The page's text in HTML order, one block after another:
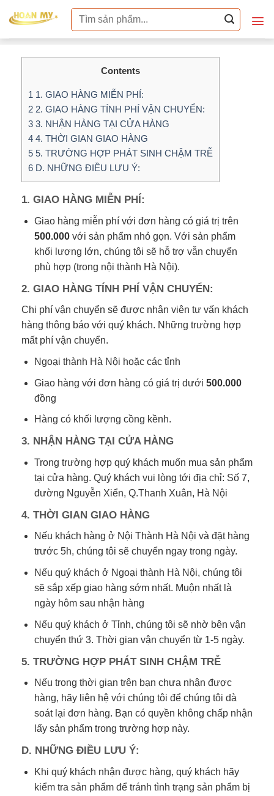
content
Tìm
kiếm:
Contents
1 1. GIAO HÀNG MIỄN PHÍ:
2 2. GIAO HÀNG TÍNH PHÍ VẬN CHUYỂN:
3 3. NHẬN HÀNG TẠI CỬA HÀNG
4 4. THỜI GIAN GIAO HÀNG
5 5. TRƯỜNG HỢP PHÁT SINH CHẬM TRỄ
6 D. NHỮNG ĐIỀU LƯU Ý:
1. GIAO HÀNG MIỄN PHÍ:
Giao hàng miễn phí với đơn hàng có giá trị trên
500.000với sản phẩm nhỏ gọn. Với sản phẩm
khối lượng lớn, chúng tôi sẽ hỗ trợ vẫn chuyển
phù hợp (trong nội thành Hà Nội).
2. GIAO HÀNG TÍNH PHÍ VẬN CHUYỂN:
Chi phí vận chuyển sẽ được nhân viên tư vấn khách
hàng thông báo với quý khách. Những trường hợp
mất phí vận chuyển.
Ngoại thành Hà Nội hoặc các tỉnh
Giao hàng với đơn hàng có giá trị dưới 500.000
đồng
Hàng có khối lượng cồng kềnh.
3. NHẬN HÀNG TẠI CỬA HÀNG
Trong trường hợp quý khách muốn mua sản phẩm
tại cửa hàng. Quý khách vui lòng tới địa chỉ: Số 7,
đường Nguyễn Xiển, Q.Thanh Xuân, Hà Nội
4. THỜI GIAN GIAO HÀNG
Nếu khách hàng ở Nội Thành Hà Nội và đặt hàng
trước 5h, chúng tôi sẽ chuyển ngay trong ngày.
Nếu quý khách ở Ngoại thành Hà Nội, chúng tôi
sẽ sắp xếp giao hàng sớm nhất. Muộn nhất là
ngày hôm sau nhận hàng
Nếu quý khách ở Tỉnh, chúng tôi sẽ nhờ bên vận
chuyển thứ 3. Thời gian vận chuyển từ 1-5 ngày.
5. TRƯỜNG HỢP PHÁT SINH CHẬM TRỄ
Nếu trong thời gian trên bạn chưa nhận được
hàng, hãy liên hệ với chúng tôi để chúng tôi dà
soát lại đơn hàng. Bạn có quyền không chấp nhận
lấy sản phẩm trong trường hợp này.
D. NHỮNG ĐIỀU LƯU Ý:
Khi quý khách nhận được hàng, quý khách hãy
kiểm tra sản phẩm để tránh tình trạng sản phẩm bị